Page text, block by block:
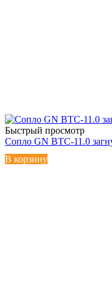
Быстрый просмотр
Сопло GN BTC-11.0
В корзину